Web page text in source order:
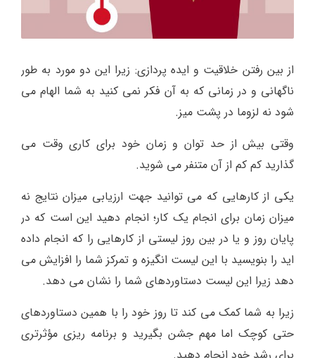
از بین رفتن خلاقیت و ایده پردازی: زیرا این دو مورد به طور
ناگهانی و در زمانی که به آن فکر نمی کنید به شما الهام می
شود نه لزوما در پشت میز.
وقتی بیش از حد توان و زمان خود برای کاری وقت می
گذارید کم کم از آن متنفر می شوید.
یکی از کارهایی که می توانید جهت ارزیابی میزان نتایج نه
میزان زمان برای انجام یک کار؛ انجام دهید این است که در
پایان روز و یا در بین روز لیستی از کارهایی را که انجام داده
اید را بنویسید با این لیست انگیزه و تمرکز شما را افزایش می
دهد زیرا این لیست دستاوردهای شما را نشان می دهد.
زیرا به شما کمک می کند تا روز خود را با همین دستاوردهای
حتی کوچک اما مهم جشن بگیرید و برنامه ریزی مؤثرتری